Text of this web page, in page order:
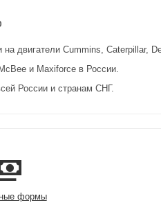
двигатели Cummins, Caterpillar,
и Maxiforce в России.
России и странам СНГ.
формы